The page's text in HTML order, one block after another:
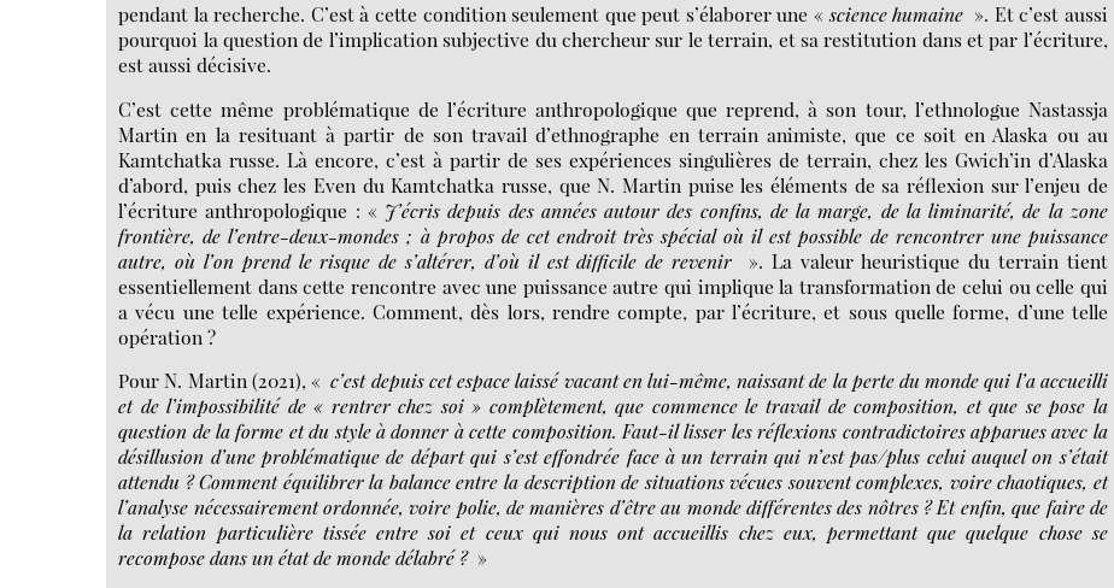
pendant la recherche. C’est à cette condition seulement que peut s’élaborer une «science humaine ». Et c’est aussi
pourquoi la question de l’implication subjective du chercheur sur le terrain, et sa restitution dans et par l’écriture,
est aussi décisive.
C’est cette même problématique de l’écriture anthropologique que reprend, à son tour, l’ethnologue Nastassja
Martin en la resituant à partir de son travail d’ethnographe en terrain animiste, que ce soit en Alaska ou au
Kamtchatka russe. Là encore, c’est à partir de ses expériences singulières de terrain, chez les Gwich’in d’Alaska
d’abord, puis chez les Even du Kamtchatka russe, que N. Martin puise les éléments de sa réflexion sur l’enjeu de
l’écriture anthropologique : « J’écris depuis des années autour des confins, de la marge, de la liminarité, de la zone
frontière, de l’entre-deux-mondes ; à propos de cet endroit très spécial où il est possible de rencontrer une puissance
autre, où l’on prend le risque de s’altérer, d’où il est difficile de revenir
». La valeur heuristique du terrain tient
essentiellement dans cette rencontre avec une puissance autre qui implique la transformation de celui ou celle qui
a vécu une telle expérience. Comment, dès lors, rendre compte, par l’écriture, et sous quelle forme, d’une telle
opération ?
Pour N. Martin (2021), « c’est depuis cet espace laissé vacant en lui-même, naissant de la perte du monde qui l’a accueilli
et de l’impossibilité de « rentrer chez soi » complètement, que commence le travail de composition, et que se pose la
question de la forme et du style à donner à cette composition. Faut-il lisser les réflexions contradictoires apparues avec la
désillusion d’une problématique de départ qui s’est effondrée face à un terrain qui n’est pas/plus celui auquel on s’était
attendu ? Comment équilibrer la balance entre la description de situations vécues souvent complexes, voire chaotiques, et
l’analyse nécessairement ordonnée, voire polie, de manières d’être au monde différentes des nôtres ? Et enfin, que faire de
la relation particulière tissée entre soi et ceux qui nous ont accueillis chez eux, permettant que quelque chose se
recompose dans un état de monde délabré ? »